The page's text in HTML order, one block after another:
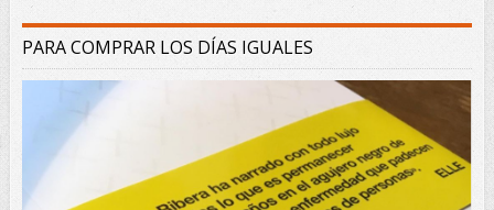
PARA COMPRAR LOS DÍAS IGUALES